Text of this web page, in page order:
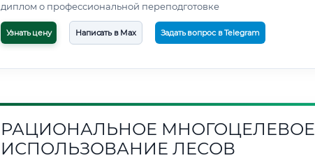
диплом о профессиональной переподготовке
Узнать цену Написать в Max Задать вопрос в Telegram
РАЦИОНАЛЬНОЕ МНОГОЦЕЛЕВОЕ
ИСПОЛЬЗОВАНИЕ ЛЕСОВ